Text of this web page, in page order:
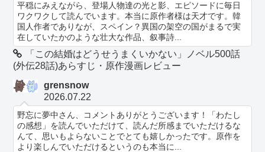
平穏にみえながら、登場人物達の光と影、エピソードに毎日
ワクワクして読んでいます。本当に原作者様は天才です。韓
国人作者でありなが、スペイン？異国の架空の国がまるで実
在していたかのような壮大な作品、叙事詩...
「この結婚はどうせうまくいかない」ノベル500話
(外伝28話)あらすじ・原作漫画レビュー
grensnow
2026.07.22
野忘に夢中さん、コメントありがとうございます！「わたし
の感想」を読んでいただけて、読んだ所感までいただけるな
んて、思いもよらないことでとても嬉しかったです。原作を
より楽しんでいただけるというのも本当に...